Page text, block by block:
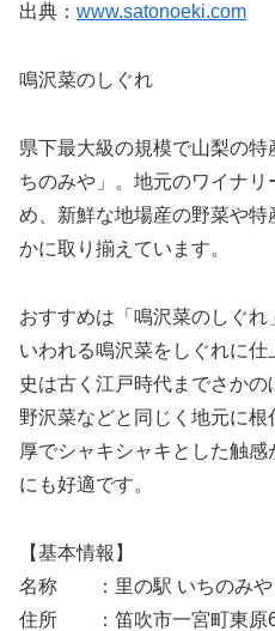
出典： www.satonoeki.com
鳴沢菜のしぐれ
県下最大級の規模で山梨の
ちのみや」。地元のワイナ
め、新鮮な地場産の野菜や
かに取り揃えています。
おすすめは「鳴沢菜のしぐ
いわれる鳴沢菜をしぐれに
史は古く江戸時代までさか
野沢菜などと同じく地元に
厚でシャキシャキとした触
にも好適です。
【基本情報】
名称 ：里の駅 いちのみや
住所 ：笛吹市一宮町東原